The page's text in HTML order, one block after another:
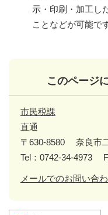
示・印刷・加工し
ことなどが可能で
このページ
市民税課
直通
〒630-8580
奈良市
Tel：0742-34-4973
メールでのお問い合